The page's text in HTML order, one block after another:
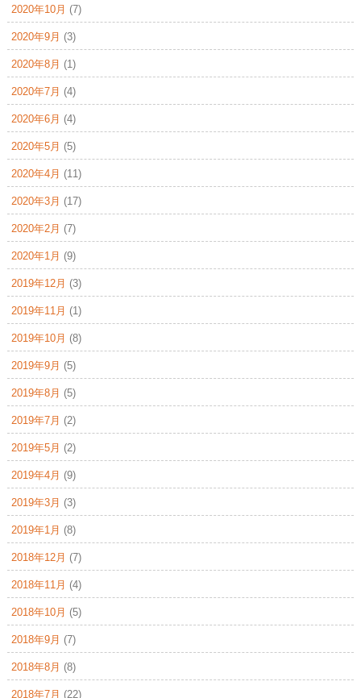
2020年10月 (7)
2020年9月 (3)
2020年8月 (1)
2020年7月 (4)
2020年6月 (4)
2020年5月 (5)
2020年4月 (11)
2020年3月 (17)
2020年2月 (7)
2020年1月 (9)
2019年12月 (3)
2019年11月 (1)
2019年10月 (8)
2019年9月 (5)
2019年8月 (5)
2019年7月 (2)
2019年5月 (2)
2019年4月 (9)
2019年3月 (3)
2019年1月 (8)
2018年12月 (7)
2018年11月 (4)
2018年10月 (5)
2018年9月 (7)
2018年8月 (8)
2018年7月 (22)